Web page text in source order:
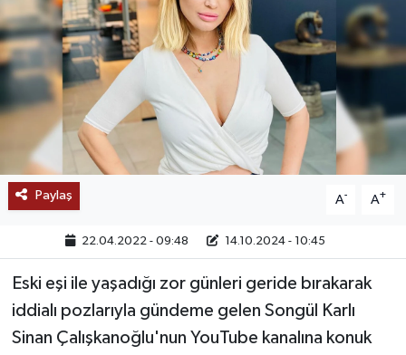
Paylaş A- A+
22.04.2022 - 09:48 14.10.2024 - 10:45
Eski eşi ile yaşadığı zor günleri geride bırakarak
iddialı pozlarıyla gündeme gelen Songül Karlı
Sinan Çalışkanoğlu'nun YouTube kanalına konuk
SAĞLIK
EĞİTİM
BÖLGE
KEŞFET
TREND